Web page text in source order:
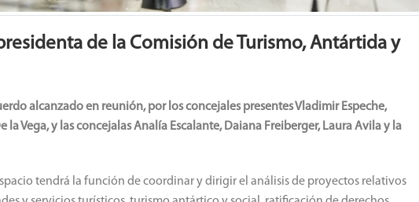
de la Comisión de Turismo, Antártida y
alcanzado en reunión, por los concejales presentes Vladimir Espeche,
la Vega, y las concejalas Analía Escalante, Daiana Freiberger, Laura Avila y la
tendrá la función de coordinar y dirigir el análisis de proyectos relativos